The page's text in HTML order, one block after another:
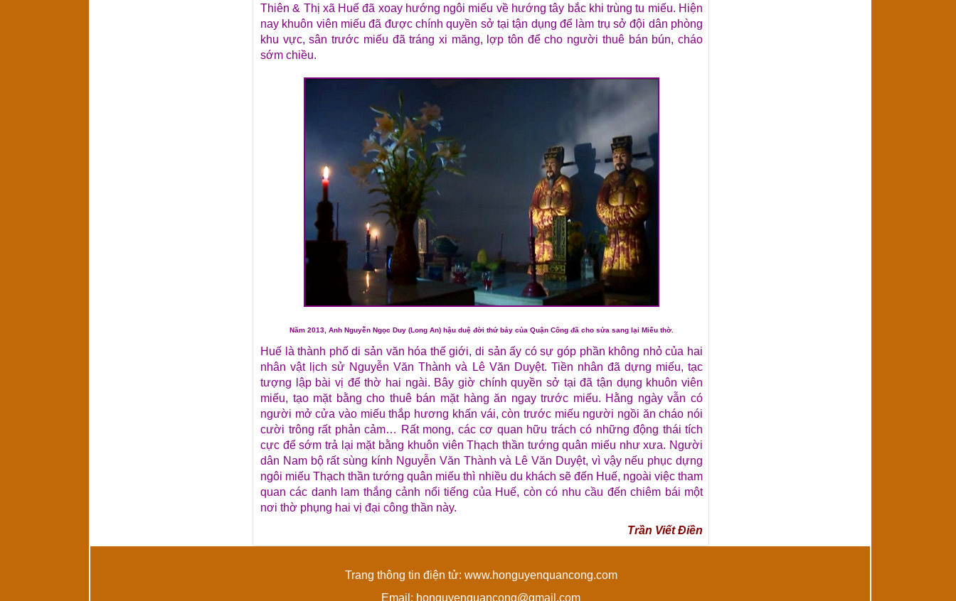
Thiên & Thị xã Huế đã xoay hướng ngôi miếu về hướng tây bắc khi trùng tu miếu. Hiện
nay khuôn viên miếu đã được chính quyền sở tại tận dụng để làm trụ sở đội dân phòng
khu vực, sân trước miếu đã tráng xi măng, lợp tôn để cho người thuê bán bún, cháo
sớm chiều.
Năm 2013, Anh Nguyễn Ngọc Duy (Long An) hậu duệ đời thứ bảy của Quận Công đã cho sửa sang lại Miếu thờ.
Huế là thành phố di sản văn hóa thế giới, di sản ấy có sự góp phần không nhỏ của hai
nhân vật lịch sử Nguyễn Văn Thành và Lê Văn Duyệt. Tiền nhân đã dựng miếu, tạc
tượng lập bài vị để thờ hai ngài. Bây giờ chính quyền sở tại đã tận dụng khuôn viên
miếu, tạo mặt bằng cho thuê bán mặt hàng ăn ngay trước miếu. Hằng ngày vẫn có
người mở cửa vào miếu thắp hương khấn vái, còn trước miếu người ngồi ăn cháo nói
cười trông rất phản cảm… Rất mong, các cơ quan hữu trách có những động thái tích
cực để sớm trả lại mặt bằng khuôn viên Thạch thần tướng quân miếu như xưa. Người
dân Nam bộ rất sùng kính Nguyễn Văn Thành và Lê Văn Duyệt, vì vậy nếu phục dựng
ngôi miếu Thạch thần tướng quân miếu thì nhiều du khách sẽ đến Huế, ngoài việc tham
quan các danh lam thắng cảnh nổi tiếng của Huế, còn có nhu cầu đến chiêm bái một
nơi thờ phụng hai vị đại công thần này.
Trần Viết Điền
Trang thông tin điện tử: www.honguyenquancong.com
Email: honguyenquancong@gmail.com